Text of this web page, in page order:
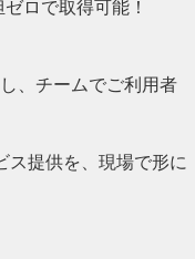
ロで取得可能！
、チームでご利用者
ス提供を、現場で形に